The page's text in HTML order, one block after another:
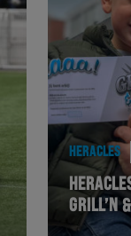
HERACLES
GRILL’N